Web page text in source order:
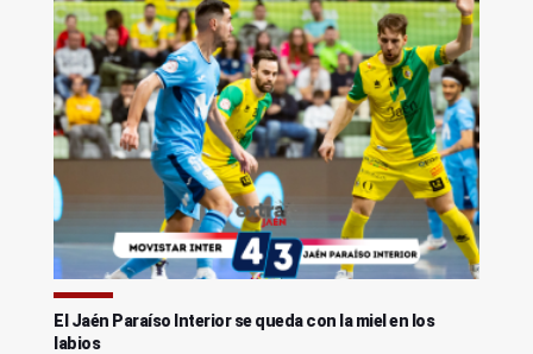
El Jaén Paraíso Interior se queda con la miel en los
labios